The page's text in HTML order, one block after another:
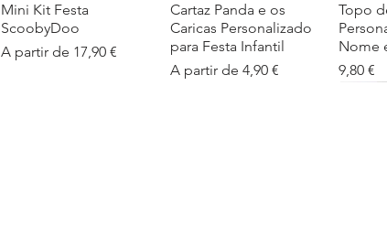
Visualização rápida
Mini Kit Festa
ScoobyDoo
A partir de 17,90 €
Preço promocional
Visualização rápida
Cartaz Panda e os
Caricas Personalizado
para Festa Infantil
A partir de 4,90 €
Preço promocional
Topo
Nome
Preço
9,80 €